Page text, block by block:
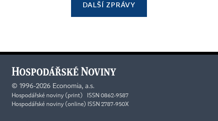
DALŠÍ ZPRÁVY
© 1996-2026 Economia, a.s.
Hospodářské noviny (print) ISSN 0862-9587
Hospodářské noviny (online) ISSN 2787-950X